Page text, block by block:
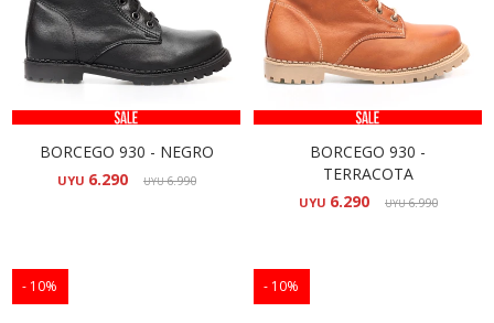
BORCEGO 930 - NEGRO
UYU 6.290 UYU6.990
BORCEGO 930 -
TERRACOTA
UYU 6.290 UYU6.990
10 10